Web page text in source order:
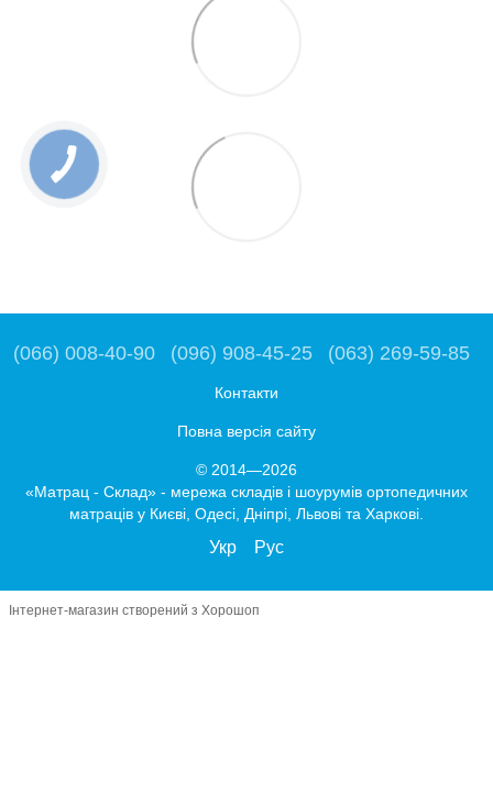
(066) 008-40-90 (096) 908-45-25 (063) 269-59-85
Контакти
Повна версія сайту
© 2014—2026
«Матрац - Склад» - мережа складів і шоурумів ортопедичних
матраців у Києві, Одесі, Дніпрі, Львові та Харкові.
Укр Рус
Інтернет-магазин створений з Хорошоп